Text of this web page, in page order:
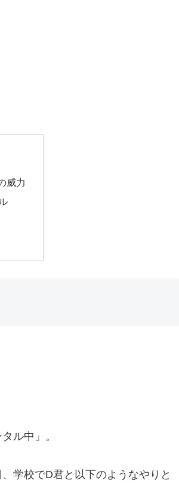
威力
ル中」。
学校でD君と以下のようなやりと